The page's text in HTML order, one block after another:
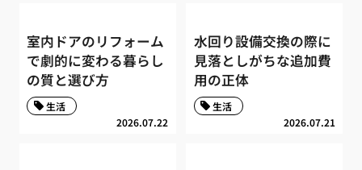
室内ドアのリフォーム
で劇的に変わる暮らし
の質と選び方
2026.07.22
生活
水回り設備交換の際に
見落としがちな追加費
用の正体
2026.07.21
生活